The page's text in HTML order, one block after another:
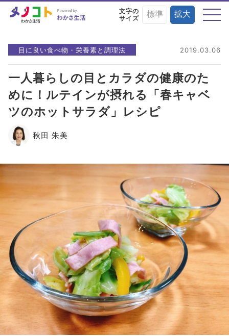
文字の
サイズ
標準 拡大
目の症状や病気と
予防・治療法
目にまつわる
お役立ちニュース
目に良い食べ物・
目の基礎知識
目のことを楽しく
学ぶイベント情報
アイメイク・
アイケア
見えない・見えづ
らい方への
お役立ち情報
目のご利益
スポット
キーワードから探す
#ビルベリー #北欧 #アントシアニン #対策
目に良い食べ物・栄養素と調理法 2019.03.06
一人暮らしの目とカラダの健康のた
めに！ルテインが摂れる「春キャベ
ツのホットサラダ」レシピ
秋田 朱美